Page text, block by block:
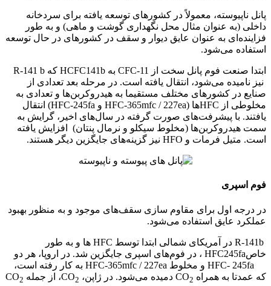
پانل ناپیوسته، معمولاً در کشورهای توسعه یافته برای سردخانه
داخلی (به عنوان مثال محل نگهداری گوشت و ماهی) و به طور
فزاینده‌ای به عنوان عایق دیوار و سقف در کشورهای در حال توسعه
استفاده می‌شود.
ابتدا صنعت فوم پانل سخت از CFC-11 به HCFC141b که R-141 b
نیز نامیده می‌شود، انتقال یافته است. در مرحله بعد تعدادی از
صنایع در کشورهای مختلف مستقیما به هیدروکربن‌ها و تعدادی به
مخلوطی از HFC‌ها (HFC-365mfc / 227ea و HFC-245fa) انتقال
یافتند. با پیشرفت‌های صورت گرفته در سال‌های اخیر، گرایش به
سمت هیدروکربن‌ها (مخلوط سیکلو و نرمال پنتان) افزایش یافته
است. متیل فرمات و HFO نیز گزینه‌های جایگزین دیگر هستند.
فوم اسپری
در درجه اول برای مقاوم سازی سقف‌های موجود و به منظور بهبود
عملکرد عایق استفاده می‌شود.
R-141b در آمریکای شمالی ابتدا توسط HFC ها و به طور
خاصHFC245fa ، در فوم‌های اسپری جایگزین شد. در اروپا، هر دو
HFC- 245fa و مخلوط HFC-365mfc / 227ea به کار رفته است،
که عمدتا به همراه CO 2 دمیده می‌شود. در ژاپن، CO 2 ، از جمله CO 2